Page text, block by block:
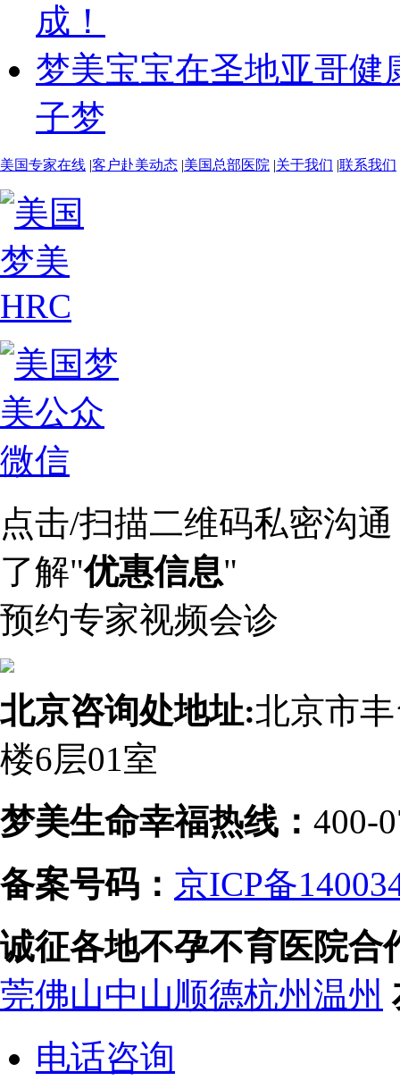
成！
梦美宝宝在圣地亚哥健
子梦
美国专家在线 |客户赴美动态 |美国总部医院 |关于我们 |联系我们
点击/扫描二维码私密沟通
了解"优惠信息"
预约专家视频会诊
北京咨询处地址:北京市
楼6层01室
梦美生命幸福热线： 400-
备案号码： 京ICP备
诚征各地不孕不育医院合
莞佛山中山顺德杭州温州
电话咨询